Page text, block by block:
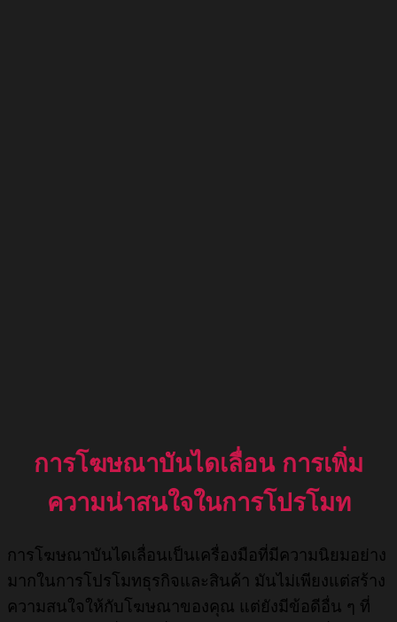
การโฆษณาบันไดเลื่อน การเพิ่ม
ความน่าสนใจในการโปรโมท
การโฆษณาบันไดเลื่อนเป็นเครื่องมือที่มีความนิยมอย่าง
มากในการโปรโมทธุรกิจและสินค้า มันไม่เพียงแต่สร้าง
ความสนใจให้กับโฆษณาของคุณ แต่ยังมีข้อดีอื่น ๆ ที่